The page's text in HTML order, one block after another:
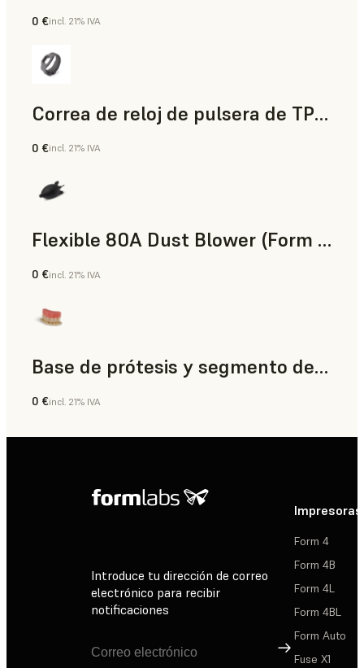
Estándar
0 €incl. 21% IVA
Correa de reloj de pulsera de TPU 90A Powder
Polvo para SLS
0 €incl. 21% IVA
Flexible 80A Dust Blower (Form 4)
0 €incl. 21% IVA
Base de prótesis y segmento de diente
Odontología
0 €incl. 21% IVA
Introduce tu dirección de correo
electrónico para recibir
notificaciones
Suscribirse
Impresoras
Form 4
Form 4B
Form 4L
Form 4BL
Form Auto
Fuse X1